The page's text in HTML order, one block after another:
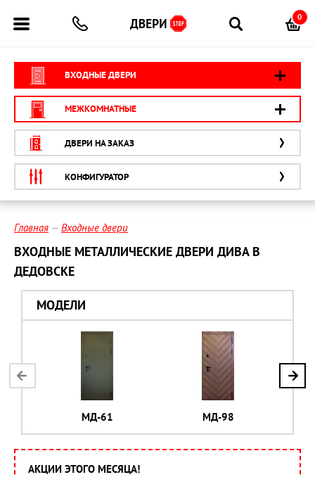
0
ВХОДНЫЕ ДВЕРИ
МЕЖКОМНАТНЫЕ
ДВЕРИ НА ЗАКАЗ
КОНФИГУРАТОР
Главная Входные двери
ВХОДНЫЕ МЕТАЛЛИЧЕСКИЕ ДВЕРИ ДИВА В
ДЕДОВСКЕ
МОДЕЛИ
МД-61 МД-98
АКЦИИ ЭТОГО МЕСЯЦА!